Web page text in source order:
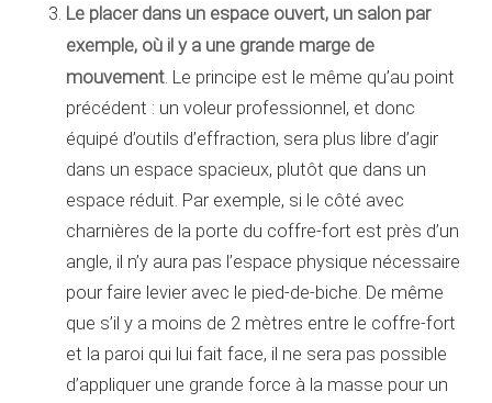
Le placer dans un espace ouvert, un salon par
exemple, où il y a une grande marge de
mouvement . Le principe est le même qu’au point
précédent : un voleur professionnel, et donc
équipé d’outils d’effraction, sera plus libre d’agir
dans un espace spacieux, plutôt que dans un
espace réduit. Par exemple, si le côté avec
charnières de la porte du coffre-fort est près d’un
angle, il n’y aura pas l’espace physique nécessaire
pour faire levier avec le pied-de-biche. De même
que s’il y a moins de 2 mètres entre le coffre-fort
et la paroi qui lui fait face, il ne sera pas possible
d’appliquer une grande force à la masse pour un